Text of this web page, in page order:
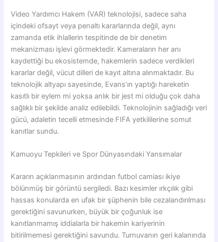
Video Yardımcı Hakem (VAR) teknolojisi, sadece saha
içindeki ofsayt veya penaltı kararlarında değil, aynı
zamanda etik ihlallerin tespitinde de bir denetim
mekanizması işlevi görmektedir. Kameraların her anı
kaydettiği bu ekosistemde, hakemlerin sadece verdikleri
kararlar değil, vücut dilleri de kayıt altına alınmaktadır. Bu
teknolojik altyapı sayesinde, Evans’ın yaptığı hareketin
kasıtlı bir eylem mi yoksa anlık bir jest mi olduğu çok daha
sağlıklı bir şekilde analiz edilebildi. Teknolojinin sağladığı veri
gücü, adaletin tecelli etmesinde FIFA yetkililerine somut
kanıtlar sundu.
Kamuoyu Tepkileri ve Spor Dünyasındaki Yansımalar
Kararın açıklanmasının ardından futbol camiası ikiye
bölünmüş bir görüntü sergiledi. Bazı kesimler ırkçılık gibi
hassas konularda en ufak bir şüphenin bile cezalandırılması
gerektiğini savunurken, büyük bir çoğunluk ise
kanıtlanmamış iddialarla bir hakemin kariyerinin
bitirilmemesi gerektiğini savundu. Turnuvanın geri kalanında